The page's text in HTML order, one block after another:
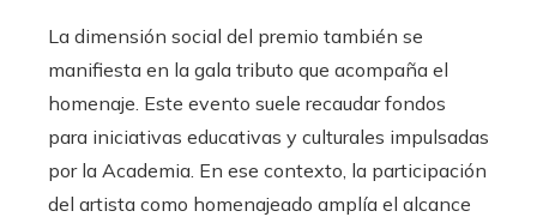
La dimensión social del premio también se
manifiesta en la gala tributo que acompaña el
homenaje. Este evento suele recaudar fondos
para iniciativas educativas y culturales impulsadas
por la Academia. En ese contexto, la participación
del artista como homenajeado amplía el alcance